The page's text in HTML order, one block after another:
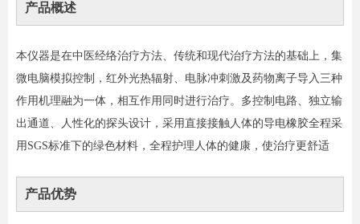
产品概述
本仪器是在中医经络治疗方法、传统和现代治疗方法的基础上，集
微电脑模拟控制，红外光热辐射、电脉冲刺激及药物离子导入三种
作用机理融为一体，相互作用同时进行治疗。多控制电路、独立输
出通道、人性化的探头设计，采用直接接触人体的导电橡胶全程采
用SGS标准下的绿色材料，全程护理人体的健康，使治疗更舒适
产品优势